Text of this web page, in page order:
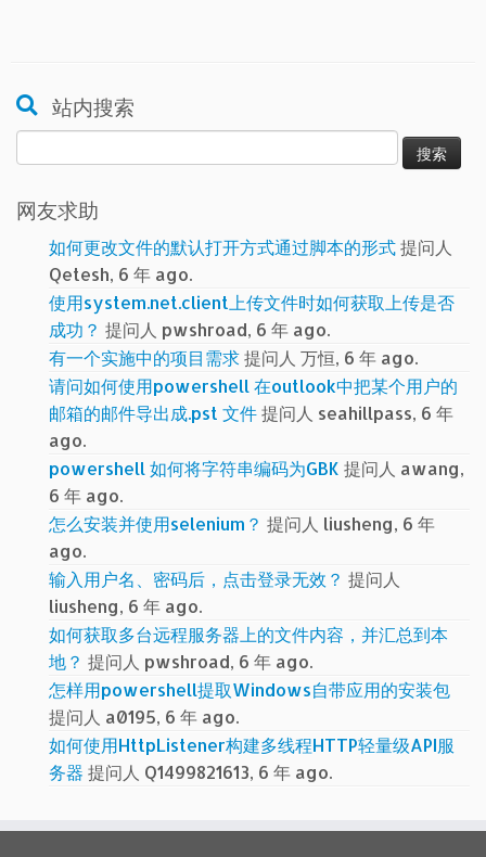
站内搜索
索：
网友求助
如何更改文件的默认打开方式通过脚本的形式提问人
Qetesh, 6 年 ago.
使用system.net.client上传文件时如何获取上传是否
成功？ 提问人 pwshroad, 6 年 ago.
有一个实施中的项目需求提问人 万恒, 6 年 ago.
请问如何使用powershell 在outlook中把某个用户的
邮箱的邮件导出成.pst 文件提问人 seahillpass, 6 年
ago.
powershell 如何将字符串编码为GBK 提问人 awang,
6 年 ago.
怎么安装并使用selenium？ 提问人 liusheng, 6 年
ago.
输入用户名、密码后，点击登录无效？ 提问人
liusheng, 6 年 ago.
如何获取多台远程服务器上的文件内容，并汇总到本
地？ 提问人 pwshroad, 6 年 ago.
怎样用powershell提取Windows自带应用的安装包
提问人 a0195, 6 年 ago.
如何使用HttpListener构建多线程HTTP轻量级API服
务器 提问人 Q1499821613, 6 年 ago.